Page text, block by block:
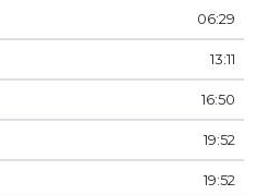
06:29
13:11
16:50
19:52
19:52